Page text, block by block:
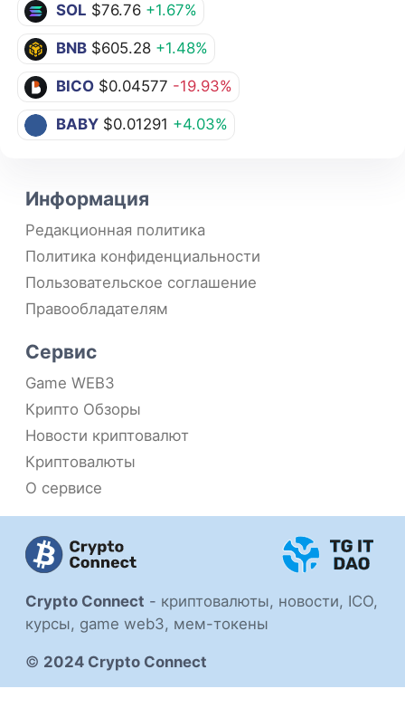
SOL $76.76 +1.67%
BNB $605.28 +1.48%
BICO $0.04577 -19.93%
BABY $0.01291 +4.03%
Crypto Connect - криптовалюты, новости, ICO,
курсы, game web3, мем-токены
© 2024 Crypto Connect
Информация
Редакционная политика
Политика конфиденциальности
Пользовательское соглашение
Правообладателям
Сервис
Game WEB3
Крипто Обзоры
Новости криптовалют
Криптовалюты
О сервисе